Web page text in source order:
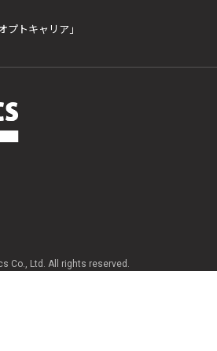
トキャリア」
Co., Ltd. All rights reserved.